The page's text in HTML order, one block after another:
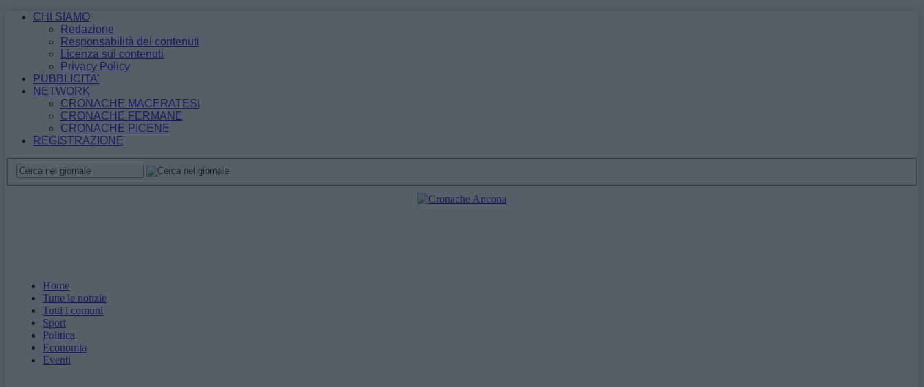
CHI SIAMO
Redazione
Responsabilità dei contenuti
Licenza sui contenuti
Privacy Policy
PUBBLICITA’
NETWORK
CRONACHE MACERATESI
CRONACHE FERMANE
CRONACHE PICENE
REGISTRAZIONE
Home
Tutte le notizie
Tutti i comuni
Sport
Politica
Economia
Eventi